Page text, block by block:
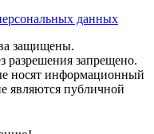
данных
защищены.
разрешения запрещено.
носят информационный
являются публичной